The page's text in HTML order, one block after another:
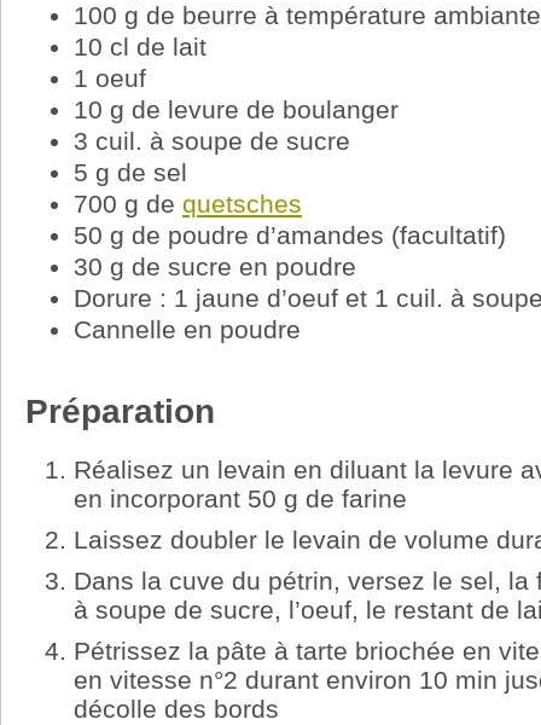
100 g de beurre à température ambiante
10 cl de lait
1 oeuf
10 g de levure de boulanger
3 cuil. à soupe de sucre
5 g de sel
700 g de quetsches
50 g de poudre d’amandes (facultatif)
30 g de sucre en poudre
Dorure : 1 jaune d’oeuf et 1 cuil. à
Cannelle en poudre
Préparation
Réalisez un levain en diluant la levure
en incorporant 50 g de farine
Laissez doubler le levain de volume
Dans la cuve du pétrin, versez le sel,
à soupe de sucre, l’oeuf, le restant de
Pétrissez la pâte à tarte briochée en
en vitesse n°2 durant environ 10 min
décolle des bords